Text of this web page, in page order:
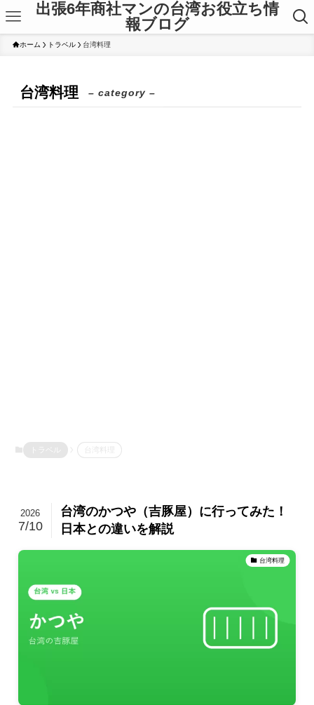
出張6年商社マンの台湾お役立ち情
報ブログ
ホーム トラベル 台湾料理
台湾料理 – category –
トラベル
台湾のかつや（吉豚屋）に行ってみた！
日本との違いを解説
2026
7/10
台湾料理